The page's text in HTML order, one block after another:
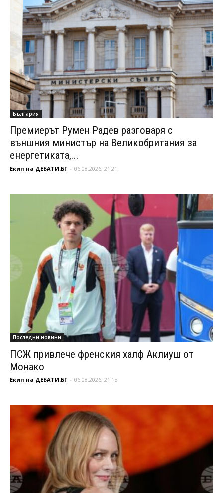
България
Премиерът Румен Радев разговаря с
външния министър на Великобритания за
енергетиката,...
Екип на ДЕБАТИ.БГ - 06.08.2026, 21:21
Последни новини
ПСЖ привлече френския халф Аклиуш от
Монако
Екип на ДЕБАТИ.БГ - 06.08.2026, 21:15